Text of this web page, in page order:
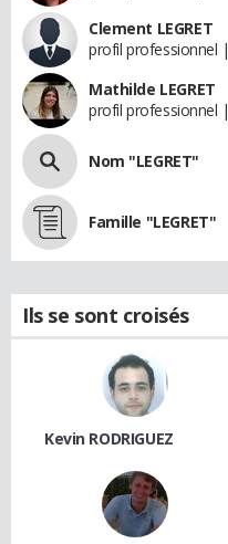
Clement LEGRET
profil professionnel
Mathilde LEGRET
profil professionnel
Nom "LEGRET"
Famille "LEGRET"
Ils se sont croisés
Kevin RODRIGUEZ